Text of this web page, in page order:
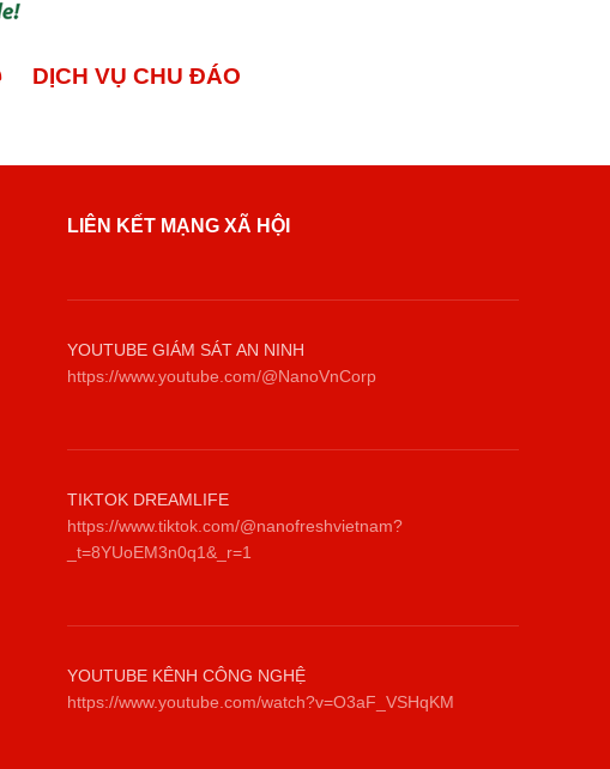
DỊCH VỤ CHU ĐÁO
LIÊN KẾT MẠNG XÃ HỘI
YOUTUBE GIÁM SÁT AN NINH
https://www.youtube.com/@NanoVnCorp
TIKTOK DREAMLIFE
https://www.tiktok.com/@nanofreshvietnam?
_t=8YUoEM3n0q1&_r=1
YOUTUBE KÊNH CÔNG NGHỆ
https://www.youtube.com/watch?v=O3aF_VSHqKM